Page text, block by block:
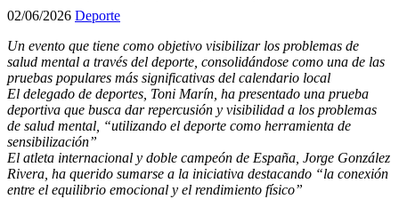
02/06/2026 Deporte
Un evento que tiene como objetivo visibilizar los problemas de
salud mental a través del deporte, consolidándose como una de las
pruebas populares más significativas del calendario local
El delegado de deportes, Toni Marín, ha presentado una prueba
deportiva que busca dar repercusión y visibilidad a los problemas
de salud mental, “utilizando el deporte como herramienta de
sensibilización”
El atleta internacional y doble campeón de España, Jorge González
Rivera, ha querido sumarse a la iniciativa destacando “la conexión
entre el equilibrio emocional y el rendimiento físico”